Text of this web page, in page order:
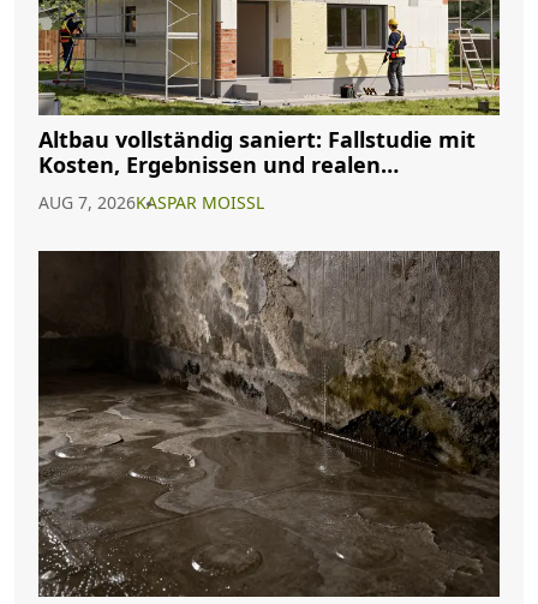
Altbau vollständig saniert: Fallstudie mit
Kosten, Ergebnissen und realen
AUG 7, 2026KASPAR MOISSL